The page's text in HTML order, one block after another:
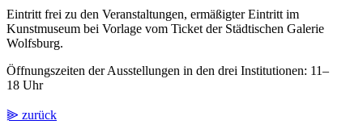
Eintritt frei zu den Veranstaltungen, ermäßigter Eintritt im
Kunstmuseum bei Vorlage vom Ticket der Städtischen Galerie
Wolfsburg.
Öffnungszeiten der Ausstellungen in den drei Institutionen: 11–
18 Uhr
⫸ zurück